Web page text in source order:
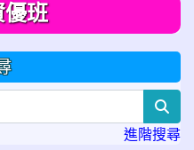
優班
進階搜尋